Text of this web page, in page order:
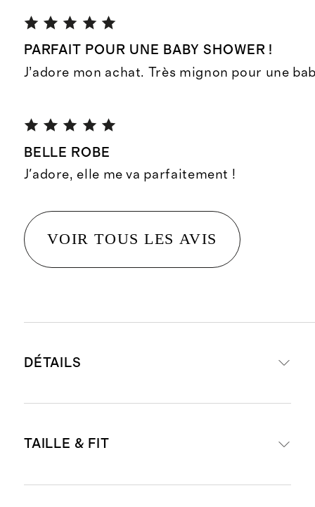
PARFAIT POUR UNE BABY SHOWER !
J’adore mon achat. Très mignon pour une
BELLE ROBE
J'adore, elle me va parfaitement !
VOIR TOUS LES AVIS
DÉTAILS
écologique fabriquée à partir de
TAILLE & FIT